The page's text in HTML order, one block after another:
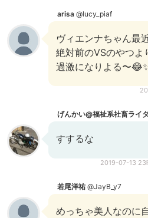
arisa @lucy_piaf
ヴィエンナちゃん最
絶対前のVSのやつよ
過激になりよる〜
げんかい@福祉系社畜ライ
すするな
2019-07-13 23
若尾洋祐 @JayB_y7
めっちゃ美人なのに